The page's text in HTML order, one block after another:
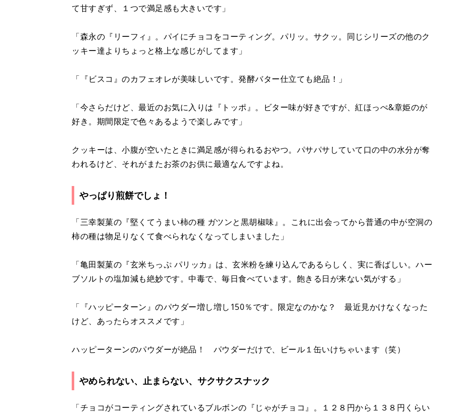
て甘すぎず、１つで満足感も大きいです」
「森永の『リーフィ』。パイにチョコをコーティング。パリッ。サクッ。同じシリーズの他のク
ッキー達よりちょっと格上な感じがしてます」
「『ビスコ』のカフェオレが美味しいです。発酵バター仕立ても絶品！」
「今さらだけど、最近のお気に入りは『トッポ』。ビター味が好きですが、紅ほっぺ&章姫のが
好き。期間限定で色々あるようで楽しみです」
クッキーは、小腹が空いたときに満足感が得られるおやつ。パサパサしていて口の中の水分が奪
われるけど、それがまたお茶のお供に最適なんですよね。
やっぱり煎餅でしょ！
「三幸製菓の『堅くてうまい柿の種 ガツンと黒胡椒味』。これに出会ってから普通の中が空洞の
柿の種は物足りなくて食べられなくなってしまいました」
「亀田製菓の『玄米ちっぷ パリッカ』は、玄米粉を練り込んであるらしく、実に香ばしい。ハー
ブソルトの塩加減も絶妙です。中毒で、毎日食べています。飽きる日が来ない気がする」
「『ハッピーターン』のパウダー増し増し150％です。限定なのかな？ 最近見かけなくなった
けど、あったらオススメです」
ハッピーターンのパウダーが絶品！ パウダーだけで、ビール１缶いけちゃいます（笑）
やめられない、止まらない、サクサクスナック
「チョコがコーティングされているブルボンの『じゃがチョコ』。１２８円から１３８円くらい